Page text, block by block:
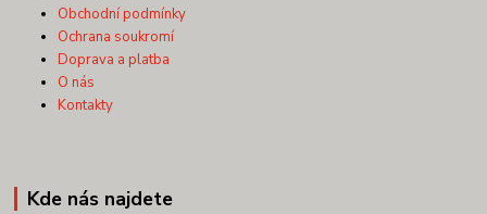
Obchodní podmínky
Ochrana soukromí
Doprava a platba
O nás
Kontakty
Kde nás najdete